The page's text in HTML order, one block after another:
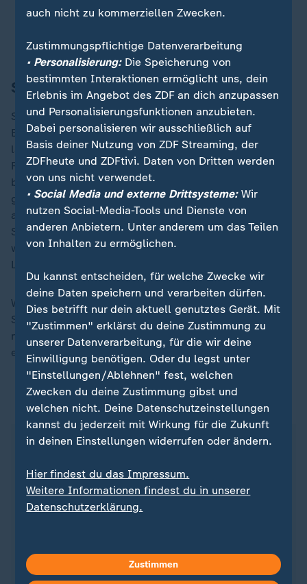
das.
Michael Latschenberger, Agent von Stefan Stéen
Stéen will Einigung mit Dundee
Stéen und Latschenberger bemühen sich um eine
Entschädigung für die Entlassung und habe sich dabei
laut Latschenberger sogar bei den finanziellen
Forderungen mittlerweile auf den Verein zubewegt -
bisher ohne Erfolg. Nun würden rechtliche Schritte
geprüft, man sei aber weiterhin an einer
außergerichtlichen Lösung interessiert, die für alle
Seiten akzeptabel sei. Ein Gang vor Gericht liege
weder im Interesse des Spielers noch des Vereins, so
Latschenberger.
Was klar ist: Ein Einsatz für die Dundee Stars ist für
Stéen kein Thema mehr, bald will er jedoch für einen
neuen Verein auflaufen. Priorität habe jetzt aber
erstmal eine andere Sache: die Geburt seines Kindes.
ZDFheute auf WhatsApp
auch nicht zu kommerziellen Zwecken.
Zustimmungspflichtige Datenverarbeitung
• Personalisierung:Die Speicherung von
bestimmten Interaktionen ermöglicht uns, dein
Erlebnis im Angebot des ZDF an dich anzupassen
und Personalisierungsfunktionen anzubieten.
Dabei personalisieren wir ausschließlich auf
Basis deiner Nutzung von ZDF Streaming, der
ZDFheute und ZDFtivi. Daten von Dritten werden
von uns nicht verwendet.
• Social Media und externe Drittsysteme:Wir
nutzen Social-Media-Tools und Dienste von
anderen Anbietern. Unter anderem um das Teilen
von Inhalten zu ermöglichen.
Du kannst entscheiden, für welche Zwecke wir
deine Daten speichern und verarbeiten dürfen.
Dies betrifft nur dein aktuell genutztes Gerät. Mit
"Zustimmen" erklärst du deine Zustimmung zu
unserer Datenverarbeitung, für die wir deine
Einwilligung benötigen. Oder du legst unter
"Einstellungen/Ablehnen" fest, welchen
Zwecken du deine Zustimmung gibst und
welchen nicht. Deine Datenschutzeinstellungen
kannst du jederzeit mit Wirkung für die Zukunft
in deinen Einstellungen widerrufen oder ändern.
Hier findest du das Impressum.
Weitere Informationen findest du in unserer
Datenschutzerklärung.
Zustimmen